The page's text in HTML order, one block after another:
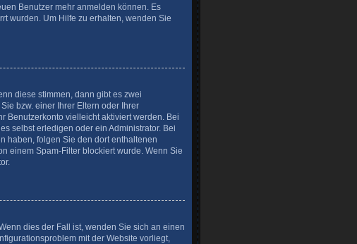
Benutzer mehr anmelden können. Es
wurden. Um Hilfe zu erhalten, wenden Sie
diese stimmen, dann gibt es zwei
bzw. einer Ihrer Eltern oder Ihrer
Benutzerkonto vielleicht aktiviert werden. Bei
selbst erledigen oder ein Administrator. Bei
haben, folgen Sie den dort enthaltenen
einem Spam-Filter blockiert wurde. Wenn Sie
dies der Fall ist, wenden Sie sich an einen
mit der Website vorliegt,